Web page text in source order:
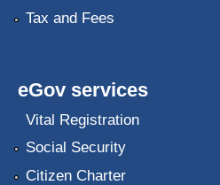
Tax and Fees
eGov services
Vital Registration
Social Security
Citizen Charter